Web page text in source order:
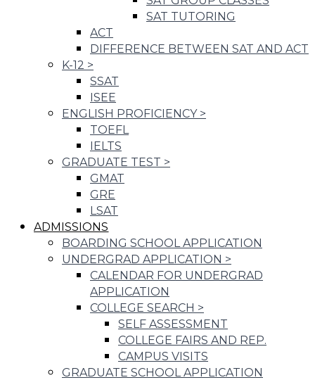
SAT TUTORING
ACT
DIFFERENCE BETWEEN SAT AND ACT
K-12 >
SSAT
ISEE
ENGLISH PROFICIENCY >
TOEFL
IELTS
GRADUATE TEST >
GMAT
GRE
LSAT
ADMISSIONS
BOARDING SCHOOL APPLICATION
UNDERGRAD APPLICATION >
CALENDAR FOR UNDERGRAD
APPLICATION
COLLEGE SEARCH >
SELF ASSESSMENT
COLLEGE FAIRS AND REP.
CAMPUS VISITS
GRADUATE SCHOOL APPLICATION